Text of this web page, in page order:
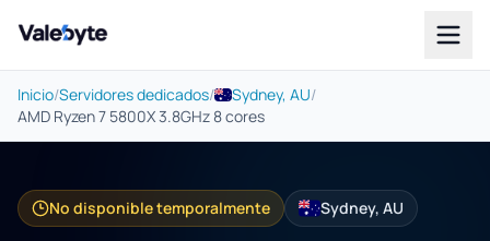
Valebyte
Inicio/Servidores dedicados/ Sydney, AU/
AMD Ryzen 7 5800X 3.8GHz 8 cores
No disponible temporalmente Sydney, AU